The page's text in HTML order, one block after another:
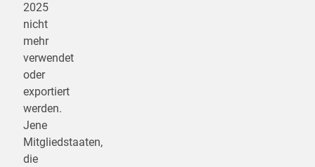
2025
nicht
mehr
verwendet
oder
exportiert
werden.
Jene
Mitgliedstaaten,
die